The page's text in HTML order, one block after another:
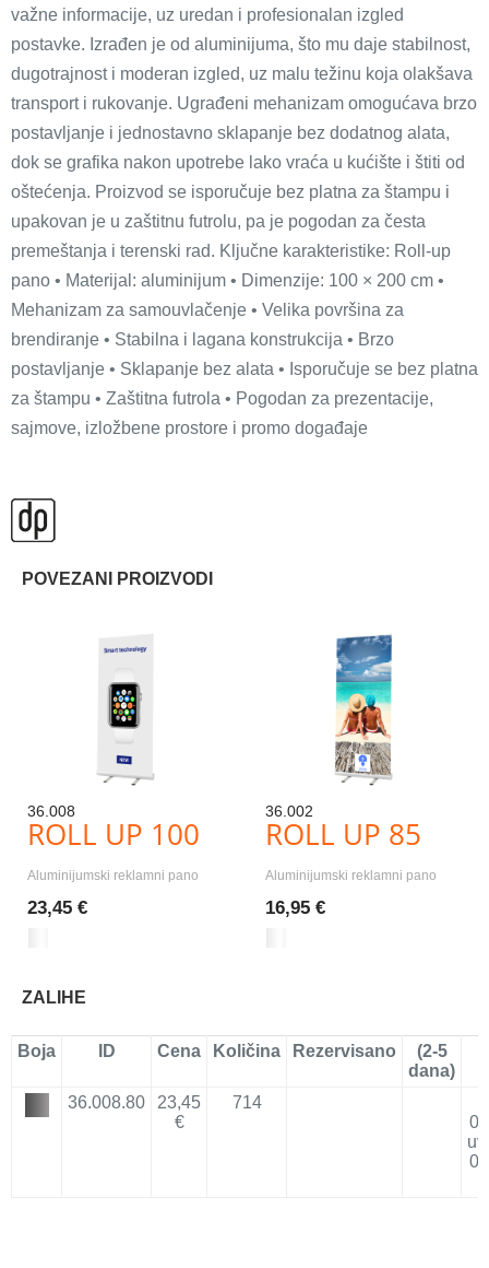
važne informacije, uz uredan i profesionalan izgled
postavke. Izrađen je od aluminijuma, što mu daje stabilnost,
dugotrajnost i moderan izgled, uz malu težinu koja olakšava
transport i rukovanje. Ugrađeni mehanizam omogućava brzo
postavljanje i jednostavno sklapanje bez dodatnog alata,
dok se grafika nakon upotrebe lako vraća u kućište i štiti od
oštećenja. Proizvod se isporučuje bez platna za štampu i
upakovan je u zaštitnu futrolu, pa je pogodan za česta
premeštanja i terenski rad. Ključne karakteristike: Roll-up
pano • Materijal: aluminijum • Dimenzije: 100 × 200 cm •
Mehanizam za samouvlačenje • Velika površina za
brendiranje • Stabilna i lagana konstrukcija • Brzo
postavljanje • Sklapanje bez alata • Isporučuje se bez platna
za štampu • Zaštitna futrola • Pogodan za prezentacije,
sajmove, izložbene prostore i promo događaje
POVEZANI PROIZVODI
36.008
ROLL UP 100
Aluminijumski reklamni pano
23,45 €
36.002
ROLL UP 85
Aluminijumski reklamni pano
16,95 €
ZALIHE
Boja ID Cena Količina Rezervisano
(2-5
dana)
36.008.80
23,45
€
714